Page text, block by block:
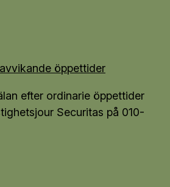
öppettider
efter ordinarie öppettider
Securitas på 010-